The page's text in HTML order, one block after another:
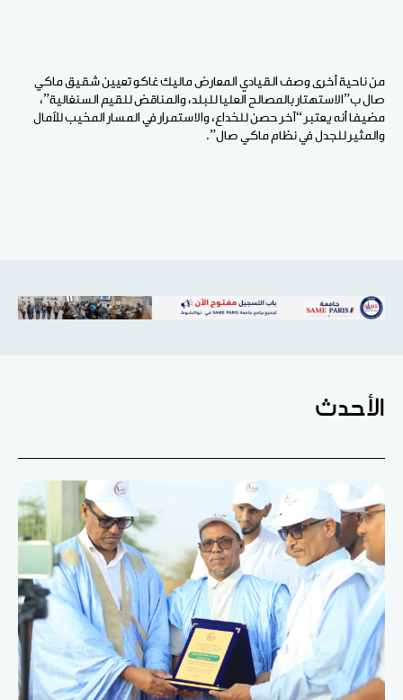
من ناحية أخرى وصف القيادي المعارض ماليك غاكو تعيين شقيق ماكي
صال ب”الاستهتار بالمصالح العليا للبلد، والمناقض للقيم السنغالية”،
مضيفا أنه يعتبر “آخر حصن للخداع، والاستمرار في المسار المخيب للآمال
والمثير للجدل في نظام ماكي صال”.
الأحدث